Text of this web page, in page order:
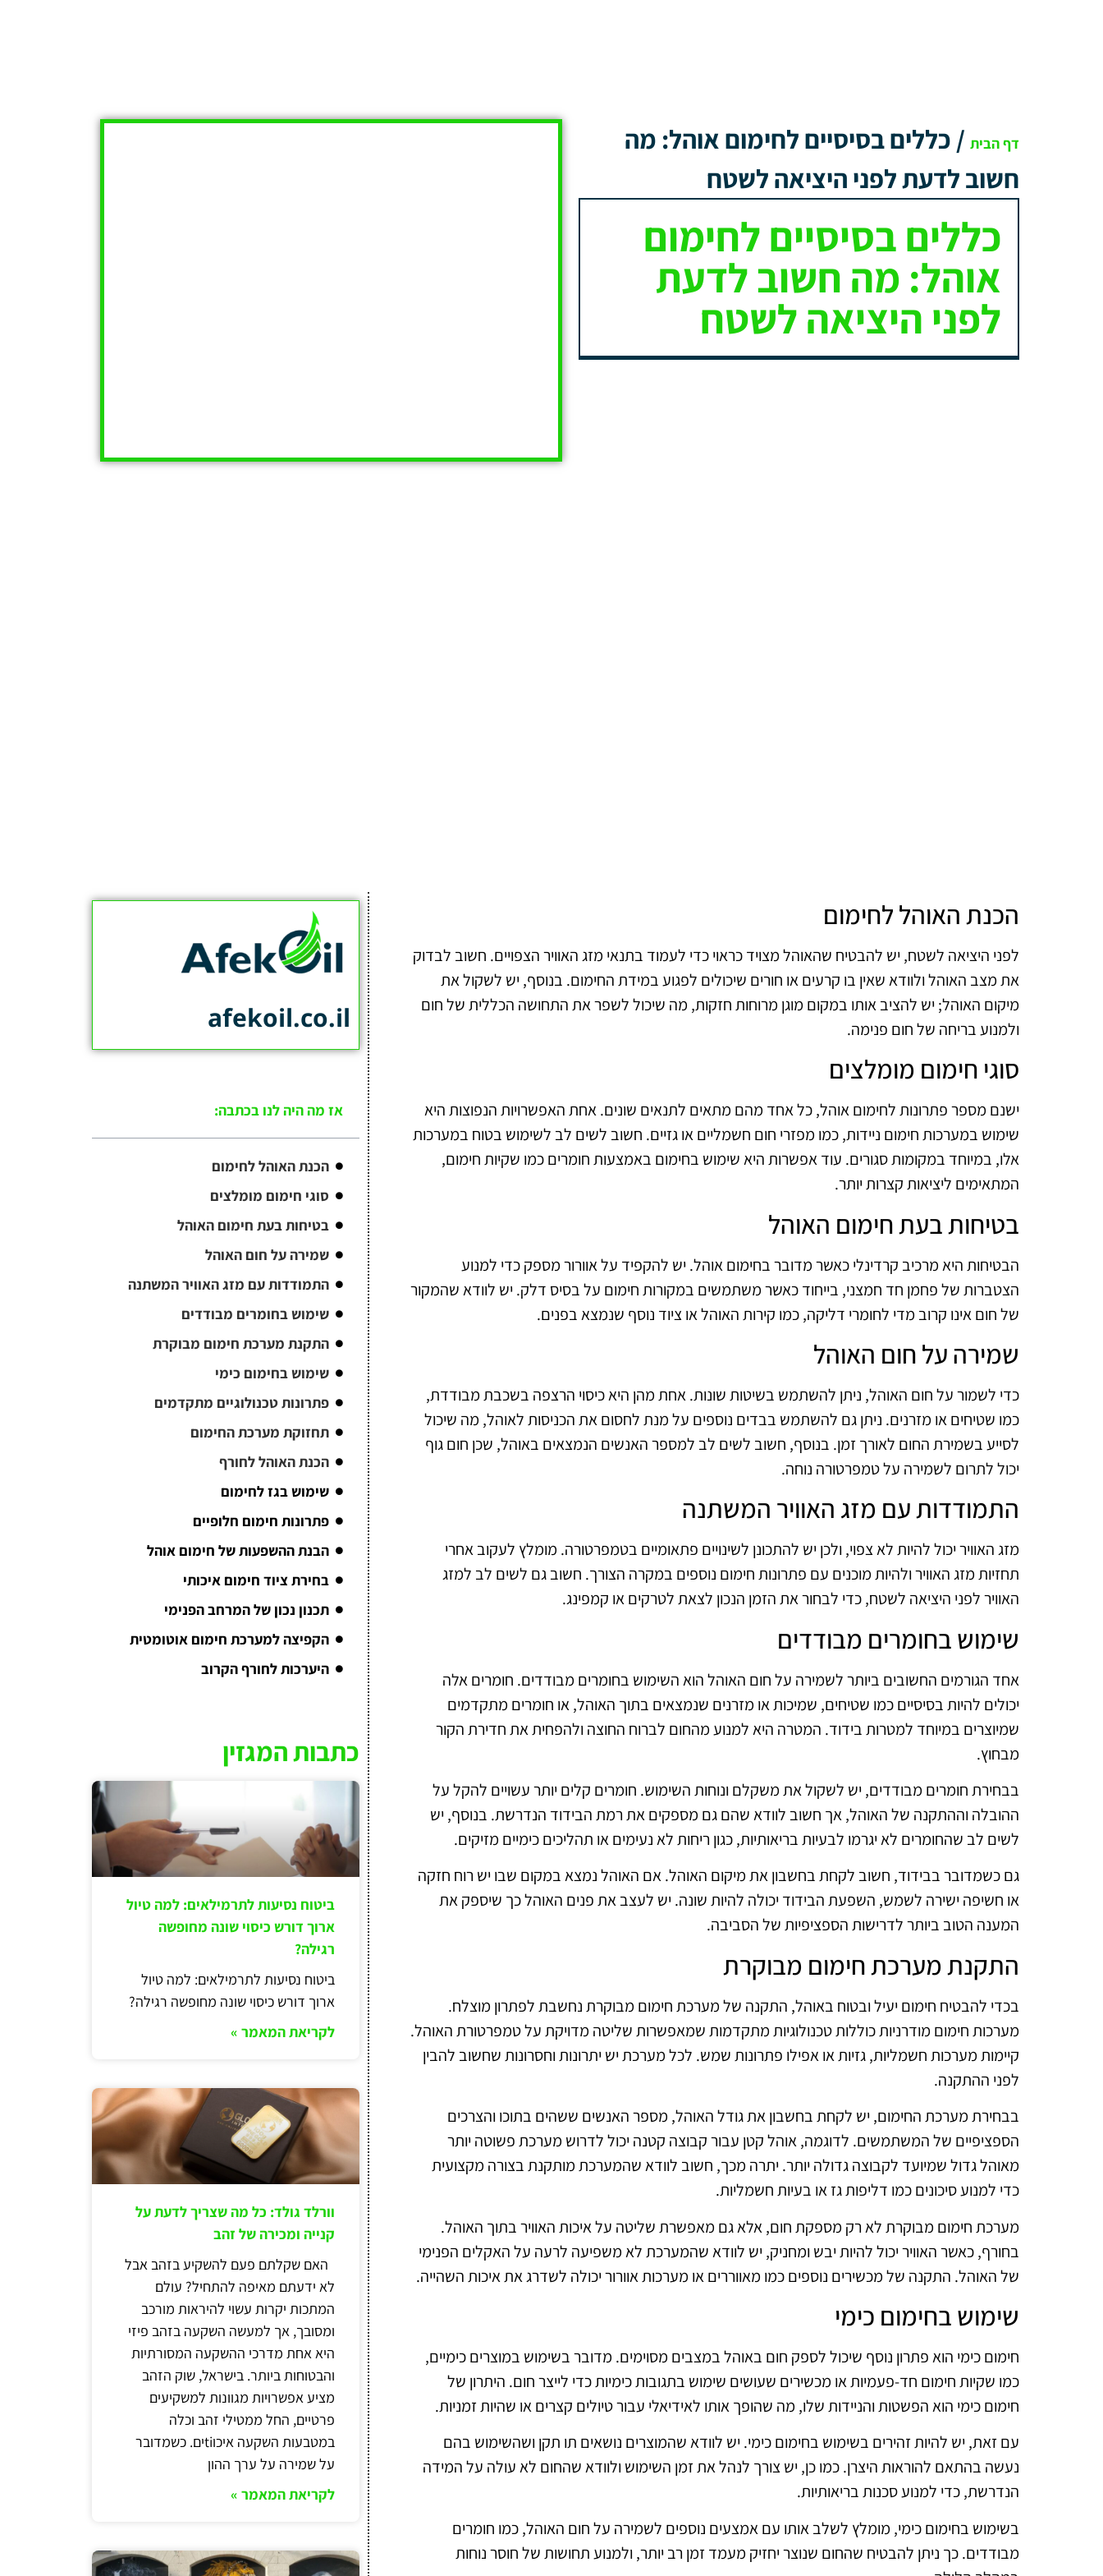
דף הבית /כללים בסיסיים לחימום אוהל: מה
חשוב לדעת לפני היציאה לשטח
כללים בסיסיים לחימום
אוהל: מה חשוב לדעת
לפני היציאה לשטח
הכנת האוהל לחימום
לפני היציאה לשטח, יש להבטיח שהאוהל מצויד כראוי כדי לעמוד בתנאי מזג האוויר הצפויים. חשוב לבדוק
את מצב האוהל ולוודא שאין בו קרעים או חורים שיכולים לפגוע במידת החימום. בנוסף, יש לשקול את
מיקום האוהל; יש להציב אותו במקום מוגן מרוחות חזקות, מה שיכול לשפר את התחושה הכללית של חום
ולמנוע בריחה של חום פנימה.
סוגי חימום מומלצים
ישנם מספר פתרונות לחימום אוהל, כל אחד מהם מתאים לתנאים שונים. אחת האפשרויות הנפוצות היא
שימוש במערכות חימום ניידות, כמו מפזרי חום חשמליים או גזיים. חשוב לשים לב לשימוש בטוח במערכות
אלו, במיוחד במקומות סגורים. עוד אפשרות היא שימוש בחימום באמצעות חומרים כמו שקיות חימום,
המתאימים ליציאות קצרות יותר.
בטיחות בעת חימום האוהל
הבטיחות היא מרכיב קרדינלי כאשר מדובר בחימום אוהל. יש להקפיד על אוורור מספק כדי למנוע
הצטברות של פחמן חד חמצני, בייחוד כאשר משתמשים במקורות חימום על בסיס דלק. יש לוודא שהמקור
של חום אינו קרוב מדי לחומרי דליקה, כמו קירות האוהל או ציוד נוסף שנמצא בפנים.
שמירה על חום האוהל
כדי לשמור על חום האוהל, ניתן להשתמש בשיטות שונות. אחת מהן היא כיסוי הרצפה בשכבת מבודדת,
כמו שטיחים או מזרנים. ניתן גם להשתמש בבדים נוספים על מנת לחסום את הכניסות לאוהל, מה שיכול
לסייע בשמירת החום לאורך זמן. בנוסף, חשוב לשים לב למספר האנשים הנמצאים באוהל, שכן חום גוף
יכול לתרום לשמירה על טמפרטורה נוחה.
התמודדות עם מזג האוויר המשתנה
מזג האוויר יכול להיות לא צפוי, ולכן יש להתכונן לשינויים פתאומיים בטמפרטורה. מומלץ לעקוב אחרי
תחזיות מזג האוויר ולהיות מוכנים עם פתרונות חימום נוספים במקרה הצורך. חשוב גם לשים לב למזג
האוויר לפני היציאה לשטח, כדי לבחור את הזמן הנכון לצאת לטרקים או קמפינג.
שימוש בחומרים מבודדים
אחד הגורמים החשובים ביותר לשמירה על חום האוהל הוא השימוש בחומרים מבודדים. חומרים אלה
יכולים להיות בסיסיים כמו שטיחים, שמיכות או מזרנים שנמצאים בתוך האוהל, או חומרים מתקדמים
שמיוצרים במיוחד למטרות בידוד. המטרה היא למנוע מהחום לברוח החוצה ולהפחית את חדירת הקור
מבחוץ.
בבחירת חומרים מבודדים, יש לשקול את משקלם ונוחות השימוש. חומרים קלים יותר עשויים להקל על
ההובלה וההתקנה של האוהל, אך חשוב לוודא שהם גם מספקים את רמת הבידוד הנדרשת. בנוסף, יש
לשים לב שהחומרים לא יגרמו לבעיות בריאותיות, כגון ריחות לא נעימים או תהליכים כימיים מזיקים.
גם כשמדובר בבידוד, חשוב לקחת בחשבון את מיקום האוהל. אם האוהל נמצא במקום שבו יש רוח חזקה
או חשיפה ישירה לשמש, השפעת הבידוד יכולה להיות שונה. יש לעצב את פנים האוהל כך שיספק את
המענה הטוב ביותר לדרישות הספציפיות של הסביבה.
התקנת מערכת חימום מבוקרת
בכדי להבטיח חימום יעיל ובטוח באוהל, התקנה של מערכת חימום מבוקרת נחשבת לפתרון מוצלח.
מערכות חימום מודרניות כוללות טכנולוגיות מתקדמות שמאפשרות שליטה מדויקת על טמפרטורת האוהל.
קיימות מערכות חשמליות, גזיות או אפילו פתרונות שמש. לכל מערכת יש יתרונות וחסרונות שחשוב להבין
לפני ההתקנה.
בבחירת מערכת החימום, יש לקחת בחשבון את גודל האוהל, מספר האנשים ששהים בתוכו והצרכים
הספציפיים של המשתמשים. לדוגמה, אוהל קטן עבור קבוצה קטנה יכול לדרוש מערכת פשוטה יותר
מאוהל גדול שמיועד לקבוצה גדולה יותר. יתרה מכך, חשוב לוודא שהמערכת מותקנת בצורה מקצועית
כדי למנוע סיכונים כמו דליפות גז או בעיות חשמליות.
מערכת חימום מבוקרת לא רק מספקת חום, אלא גם מאפשרת שליטה על איכות האוויר בתוך האוהל.
בחורף, כאשר האוויר יכול להיות יבש ומחניק, יש לוודא שהמערכת לא משפיעה לרעה על האקלים הפנימי
של האוהל. התקנה של מכשירים נוספים כמו מאווררים או מערכות אוורור יכולה לשדרג את איכות השהייה.
שימוש בחימום כימי
חימום כימי הוא פתרון נוסף שיכול לספק חום באוהל במצבים מסוימים. מדובר בשימוש במוצרים כימיים,
כמו שקיות חימום חד-פעמיות או מכשירים שעושים שימוש בתגובות כימיות כדי לייצר חום. היתרון של
חימום כימי הוא הפשטות והניידות שלו, מה שהופך אותו לאידיאלי עבור טיולים קצרים או שהיות זמניות.
עם זאת, יש להיות זהירים בשימוש בחימום כימי. יש לוודא שהמוצרים נושאים תו תקן ושהשימוש בהם
נעשה בהתאם להוראות היצרן. כמו כן, יש צורך לנהל את זמן השימוש ולוודא שהחום לא עולה על המידה
הנדרשת, כדי למנוע סכנות בריאותיות.
בשימוש בחימום כימי, מומלץ לשלב אותו עם אמצעים נוספים לשמירה על חום האוהל, כמו חומרים
מבודדים. כך ניתן להבטיח שהחום שנוצר יחזיק מעמד זמן רב יותר, ולמנוע תחושות של חוסר נוחות
afekoil.co.il
אז מה היה לנו בכתבה:
הכנת האוהל לחימום
סוגי חימום מומלצים
בטיחות בעת חימום האוהל
שמירה על חום האוהל
התמודדות עם מזג האוויר המשתנה
שימוש בחומרים מבודדים
התקנת מערכת חימום מבוקרת
שימוש בחימום כימי
פתרונות טכנולוגיים מתקדמים
תחזוקת מערכת החימום
הכנת האוהל לחורף
שימוש בגז לחימום
פתרונות חימום חלופיים
הבנת ההשפעות של חימום אוהל
בחירת ציוד חימום איכותי
תכנון נכון של המרחב הפנימי
הקפיצה למערכת חימום אוטומטית
היערכות לחורף הקרוב
כתבות המגזין
ביטוח נסיעות לתרמילאים: למה טיול
ארוך דורש כיסוי שונה מחופשה
רגילה?
ביטוח נסיעות לתרמילאים: למה טיול
ארוך דורש כיסוי שונה מחופשה רגילה?
לקריאת המאמר »
וורלד גולד: כל מה שצריך לדעת על
קנייה ומכירה של זהב
האם שקלתם פעם להשקיע בזהב אבל
לא ידעתם מאיפה להתחיל? עולם
המתכות יקרות עשוי להיראות מורכב
ומסובך, אך למעשה השקעה בזהב פיזי
היא אחת מדרכי ההשקעה המסורתיות
והבטוחות ביותר. בישראל, שוק הזהב
מציע אפשרויות מגוונות למשקיעים
פרטיים, החל ממטילי זהב וכלה
במטבעות השקעה איכוtiים. כשמדובר
על שמירה על ערך ההון
לקריאת המאמר »